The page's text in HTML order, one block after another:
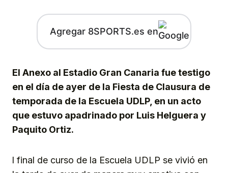
Agregar 8SPORTS.es en
El Anexo al Estadio Gran Canaria fue testigo
en el día de ayer de la Fiesta de Clausura de
temporada de la Escuela UDLP, en un acto
que estuvo apadrinado por Luis Helguera y
Paquito Ortiz.
l final de curso de la Escuela UDLP se vivió en